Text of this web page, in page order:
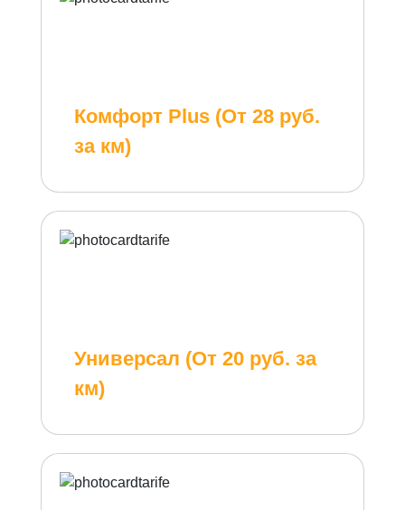
Комфорт Plus (От 28 руб.
за км)
Универсал (От 20 руб. за
км)